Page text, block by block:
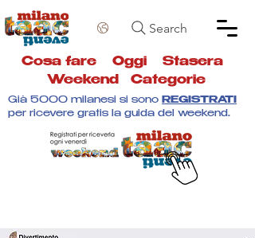
Search
Cosa fare Oggi Stasera
Weekend
Categorie
Già 5000 milanesi si sono REGISTRATI
per ricevere gratis la guida del weekend.